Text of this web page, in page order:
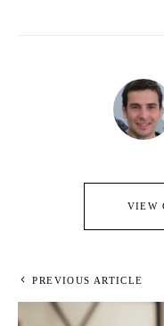
VIEW
PREVIOUS ARTICLE